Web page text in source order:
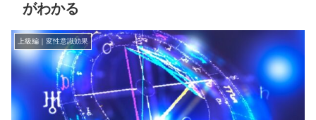
がわかる
上級編｜変性意識効果